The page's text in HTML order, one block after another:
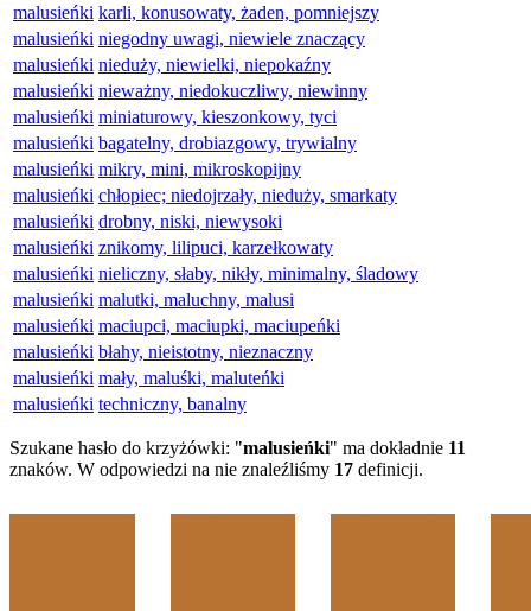
malusieńki karli, konusowaty, żaden, pomniejszy
malusieńki niegodny uwagi, niewiele znaczący
malusieńki nieduży, niewielki, niepokaźny
malusieńki nieważny, niedokuczliwy, niewinny
malusieńki miniaturowy, kieszonkowy, tyci
malusieńki bagatelny, drobiazgowy, trywialny
malusieńki mikry, mini, mikroskopijny
malusieńki chłopiec; niedojrzały, nieduży, smarkaty
malusieńki drobny, niski, niewysoki
malusieńki znikomy, lilipuci, karzełkowaty
malusieńki nieliczny, słaby, nikły, minimalny, śladowy
malusieńki malutki, maluchny, malusi
malusieńki maciupci, maciupki, maciupeńki
malusieńki błahy, nieistotny, nieznaczny
malusieńki mały, maluśki, maluteńki
malusieńki techniczny, banalny
Szukane hasło do krzyżówki: "malusieńki" ma dokładnie 11
znaków. W odpowiedzi na nie znaleźliśmy 17 definicji.